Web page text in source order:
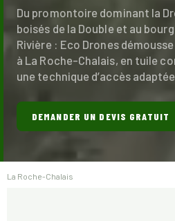
Du promontoire dominant la
boisés de la Double et au
Rivière : Eco Drones
à La Roche-Chalais, en tuile
une technique d’accès
DEMANDER UN DEVIS GRATUIT
La Roche-Chalais